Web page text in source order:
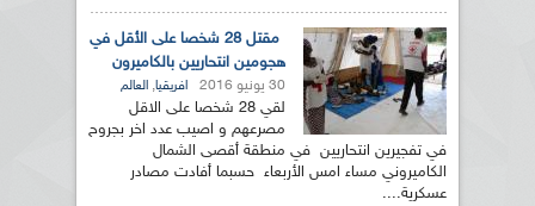
مقتل 28 شخصا على الأقل في
هجومين انتحاريين بالكاميرون
30 يونيو 2016 افريقيا, العالم
لقي 28 شخصا على الاقل
مصرعهم و اصيب عدد اخر بجروح
في تفجيرين انتحاريين في منطقة أقصى الشمال
الكاميروني مساء امس الأربعاء حسبما أفادت مصادر
عسكرية....